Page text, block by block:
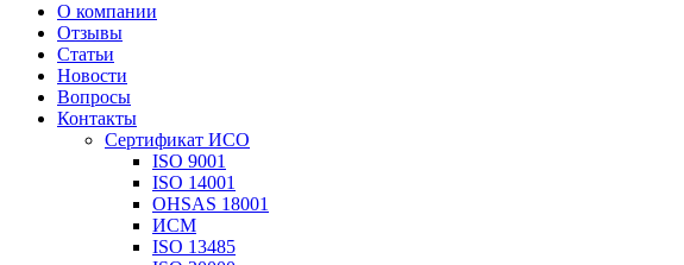
О компании
Отзывы
Статьи
Новости
Вопросы
Контакты
Сертификат ИСО
ISO 9001
ISO 14001
OHSAS 18001
ИСМ
ISO 13485